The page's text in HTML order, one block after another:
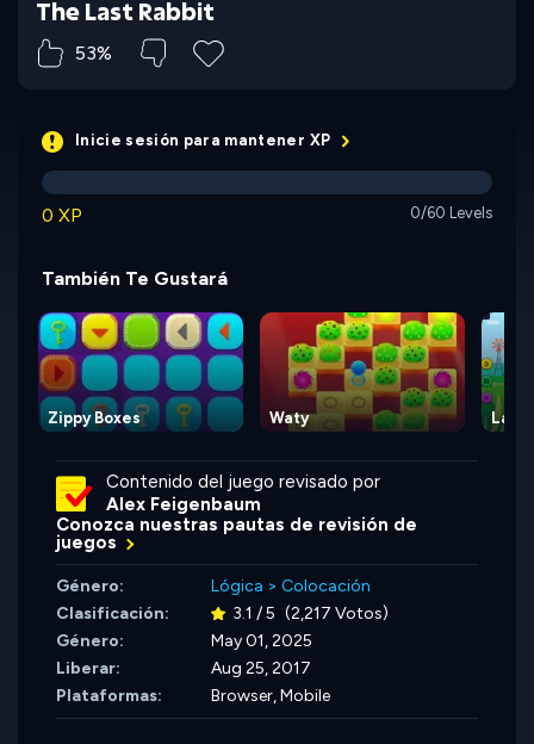
The Last Rabbit
53%
Inicie sesión para mantener XP
0 XP 0/60 Levels
También Te Gustará
Zippy Boxes Waty
Contenido del juego revisado por
Alex Feigenbaum
Conozca nuestras pautas de revisión de
juegos
Género: Lógica > Colocación
Clasificación:
3.1 / 5 (2,217 Votos)
Género:
May 01, 2025
Liberar:
Aug 25, 2017
Plataformas:
Browser, Mobile